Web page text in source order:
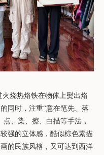
烧热烙铁在物体上熨出烙
同时，注重“意在笔先、落
、染、擦、白描等手法，
强的立体感，酷似棕色素描
的民族风格，又可达到西洋